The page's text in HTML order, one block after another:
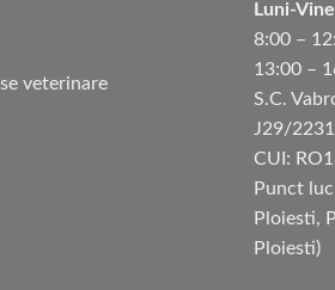
Luni-
8:00 –
13:00 –
S.C.
J29/
CUI:
Punct
Ploiesti,
Ploiesti)